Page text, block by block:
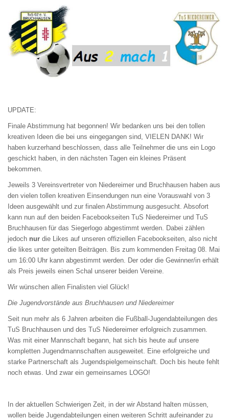
UPDATE:
Finale Abstimmung hat begonnen! Wir bedanken uns bei den tollen
kreativen Ideen die bei uns eingegangen sind, VIELEN DANK! Wir
haben kurzerhand beschlossen, dass alle Teilnehmer die uns ein Logo
geschickt haben, in den nächsten Tagen ein kleines Präsent
bekommen.
Jeweils 3 Vereinsvertreter von Niedereimer und Bruchhausen haben aus
den vielen tollen kreativen Einsendungen nun eine Vorauswahl von 3
Ideen ausgewählt und zur finalen Abstimmung ausgesucht. Absofort
kann nun auf den beiden Facebookseiten TuS Niedereimer und TuS
Bruchhausen für das Siegerlogo abgestimmt werden. Dabei zählen
jedoch nur die Likes auf unseren offiziellen Facebookseiten, also nicht
die likes unter geteilten Beiträgen. Bis zum kommenden Freitag 08. Mai
um 16:00 Uhr kann abgestimmt werden. Der oder die Gewinner/in erhält
als Preis jeweils einen Schal unserer beiden Vereine.
Wir wünschen allen Finalisten viel Glück!
Die Jugendvorstände aus Bruchhausen und Niedereimer
Seit nun mehr als 6 Jahren arbeiten die Fußball-Jugendabteilungen des
TuS Bruchhausen und des TuS Niedereimer erfolgreich zusammen.
Was mit einer Mannschaft begann, hat sich bis heute auf unsere
kompletten Jugendmannschaften ausgeweitet. Eine erfolgreiche und
starke Partnerschaft als Jugendspielgemeinschaft. Doch bis heute fehlt
noch etwas. Und zwar ein gemeinsames LOGO!
In der aktuellen Schwierigen Zeit, in der wir Abstand halten müssen,
wollen beide Jugendabteilungen einen weiteren Schritt aufeinander zu